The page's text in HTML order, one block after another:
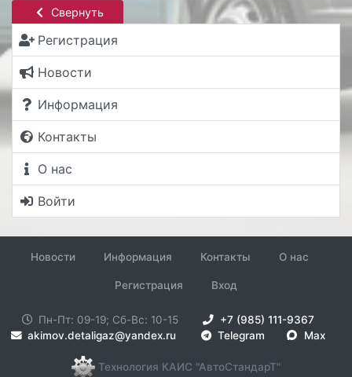
Свернуть
Регистрация
Новости
Информация
Контакты
О нас
Войти
Новости Информация Контакты О нас
Регистрация Вход
Пн-Пт: 09-19; Сб-Вс: 10-15
+7 (985) 111-9367
akimov.detaligaz@yandex.ru
Telegram Max
Технология КАИС "АвтоСтандарТ"